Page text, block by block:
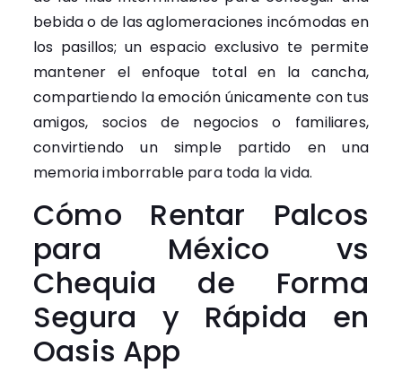
bebida o de las aglomeraciones incómodas en
los pasillos; un espacio exclusivo te permite
mantener el enfoque total en la cancha,
compartiendo la emoción únicamente con tus
amigos, socios de negocios o familiares,
convirtiendo un simple partido en una
memoria imborrable para toda la vida.
Cómo Rentar Palcos
para México vs
Chequia de Forma
Segura y Rápida en
Oasis App